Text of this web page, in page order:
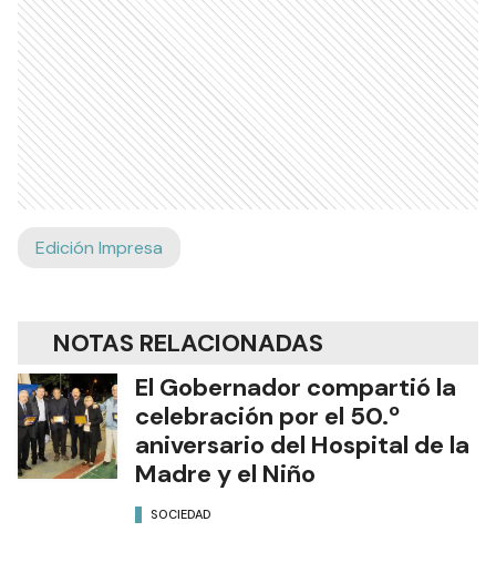
Edición Impresa
NOTAS RELACIONADAS
El Gobernador compartió la
celebración por el 50.º
aniversario del Hospital de la
Madre y el Niño
SOCIEDAD